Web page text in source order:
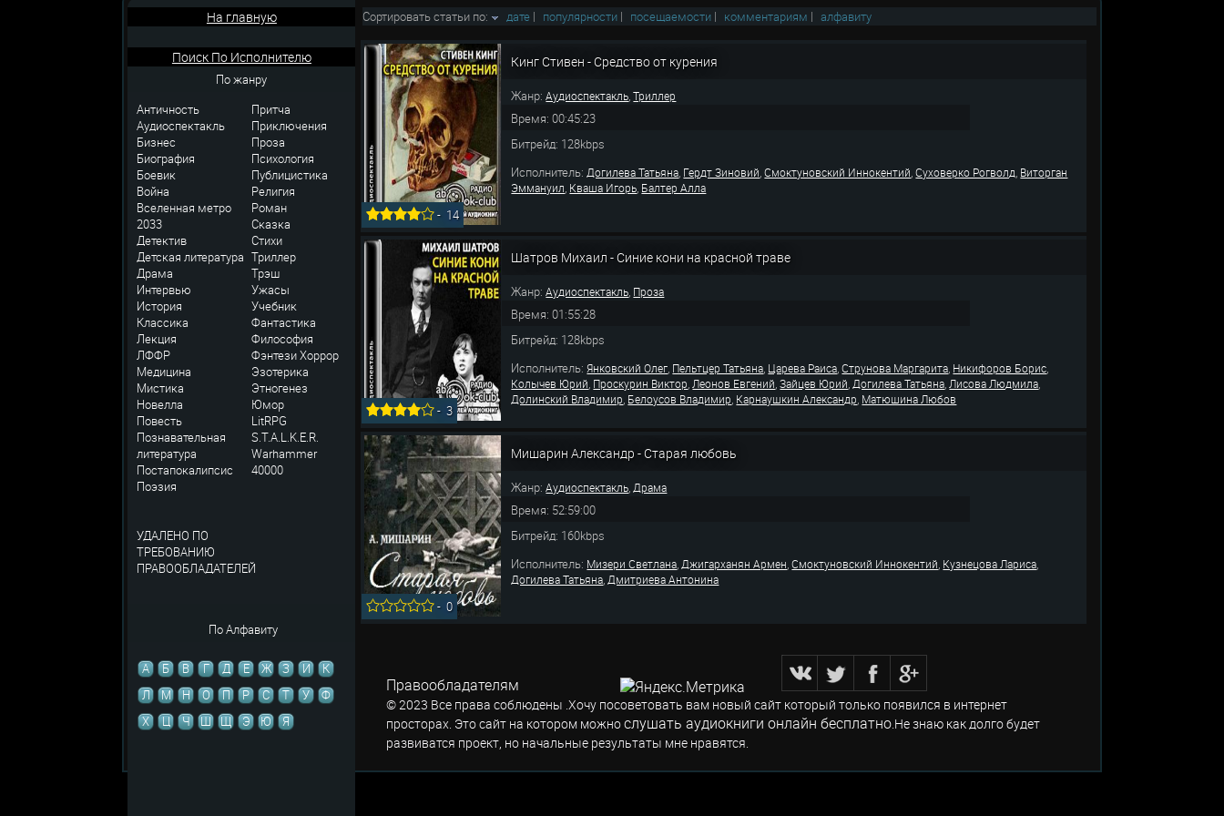
На главную
Поиск По Исполнителю
По жанру
Античность
Аудиоспектакль
Бизнес
Биография
Боевик
Война
Вселенная метро
2033
Детектив
Детская литература
Драма
Интервью
История
Классика
Лекция
ЛФФР
Медицина
Мистика
Новелла
Повесть
Познавательная
литература
Постапокалипсис
Поэзия
УДАЛЕНО ПО
ТРЕБОВАНИЮ
ПРАВООБЛАДАТЕЛЕЙ
Притча
Приключения
Проза
Психология
Публицистика
Религия
Роман
Сказка
Стихи
Триллер
Трэш
Ужасы
Учебник
Фантастика
Философия
ФэнтезиХоррор
Эзотерика
Этногенез
Юмор
LitRPG
S.T.A.L.K.E.R.
Warhammer
40000
По Алфавиту
А Б В Г Д Е Ж З И
К
Л
М Н О П Р С Т У
Ф
Х
Ц Ч Ш Щ Э Ю Я
Сортировать статьи по: дате | популярности | посещаемости | комментариям | алфавиту
- 14
Кинг Стивен - Средство от курения
Жанр:Аудиоспектакль,Триллер
Время: 00:45:23
Битрейд: 128kbps
Исполнитель:Догилева Татьяна, Гердт Зиновий,Смоктуновский Иннокентий,Суховерко Рогволд, Виторган
Эммануил, Кваша Игорь, Балтер Алла
-3
Шатров Михаил - Синие кони на красной траве
Жанр:Аудиоспектакль, Проза
Время: 01:55:28
Битрейд: 128kbps
Исполнитель:Янковский Олег, Пельтцер Татьяна, Царева Раиса,Струнова Маргарита, Никифоров Борис,
Колычев Юрий, Проскурин Виктор,Леонов Евгений,Зайцев Юрий,Догилева Татьяна,Лисова Людмила,
Долинский Владимир, Белоусов Владимир, Карнаушкин Александр, Матюшина Любов
-0
Мишарин Александр - Старая любовь
Жанр:Аудиоспектакль,Драма
Время: 52:59:00
Битрейд: 160kbps
Исполнитель: Мизери Светлана,Джигарханян Армен,Смоктуновский Иннокентий, Кузнецова Лариса,
Догилева Татьяна,Дмитриева Антонина
Правообладателям
© 2023 Все права соблюдены .Хочу посоветовать вам новый сайт который только появился в интернет
просторах. Это сайт на котором можнослушать аудиокниги онлайн бесплатно.Не знаю как долго будет
развиватся проект, но начальные результаты мне нравятся.